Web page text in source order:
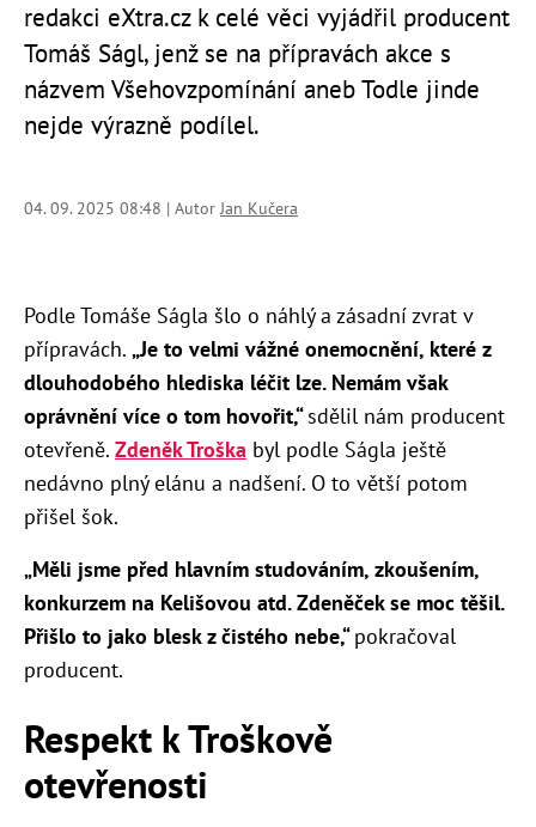
redakci eXtra.cz k celé věci vyjádřil producent
Tomáš Ságl, jenž se na přípravách akce s
názvem Všehovzpomínání aneb Todle jinde
nejde výrazně podílel.
04. 09. 2025 08:48 | AutorJan Kučera
Podle Tomáše Ságla šlo o náhlý a zásadní zvrat v
přípravách. „Je to velmi vážné onemocnění, které z
dlouhodobého hlediska léčit lze. Nemám však
oprávnění více o tom hovořit,“sdělil nám producent
otevřeně. Zdeněk Troška byl podle Ságla ještě
nedávno plný elánu a nadšení. O to větší potom
přišel šok.
„Měli jsme před hlavním studováním, zkoušením,
konkurzem na Kelišovou atd. Zdeněček se moc těšil.
Přišlo to jako blesk z čistého nebe,“​pokračoval
producent.
Respekt k Troškově
otevřenosti